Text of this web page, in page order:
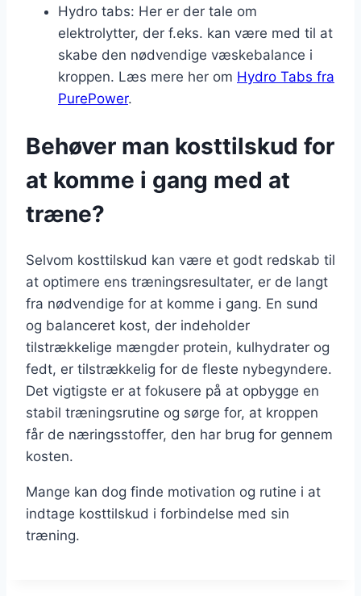
Hydro tabs: Her er der tale om
elektrolytter, der f.eks. kan være med til at
skabe den nødvendige væskebalance i
kroppen. Læs mere her om Hydro Tabs fra
PurePower.
Behøver man kosttilskud for
at komme i gang med at
træne?
Selvom kosttilskud kan være et godt redskab til
at optimere ens træningsresultater, er de langt
fra nødvendige for at komme i gang. En sund
og balanceret kost, der indeholder
tilstrækkelige mængder protein, kulhydrater og
fedt, er tilstrækkelig for de fleste nybegyndere.
Det vigtigste er at fokusere på at opbygge en
stabil træningsrutine og sørge for, at kroppen
får de næringsstoffer, den har brug for gennem
kosten.
Mange kan dog finde motivation og rutine i at
indtage kosttilskud i forbindelse med sin
træning.